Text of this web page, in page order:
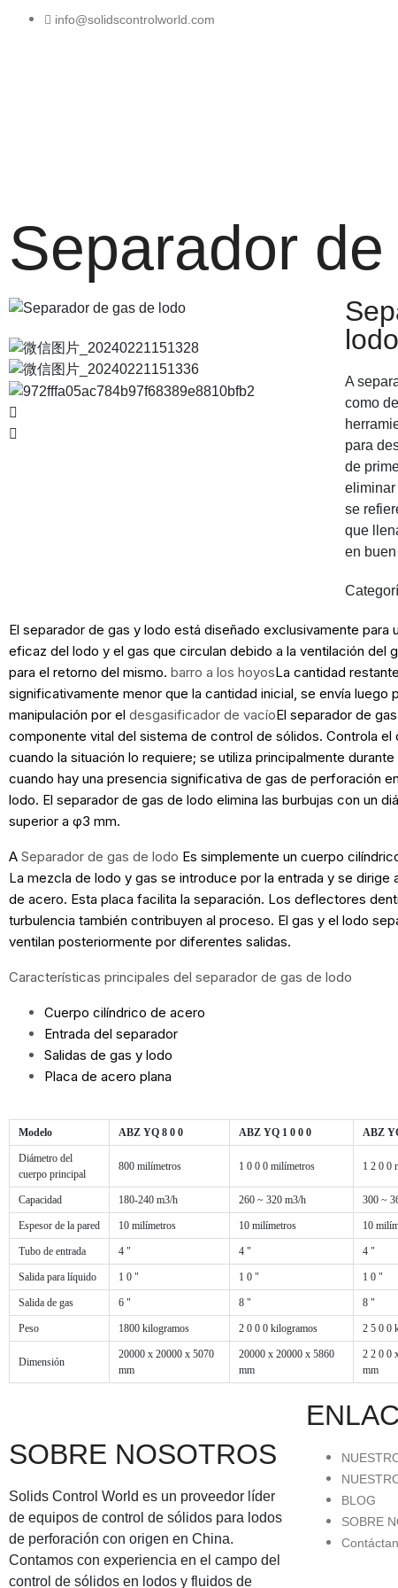
info@solidscontrolworld.com
Separador
lodo
A
como
para
de
eliminar
se
que
en
El separador de gas y lodo está diseñado exclusivamente para
eficaz del lodo y el gas que circulan debido a la ventilación del
para el retorno del mismo. barro a los hoyosLa cantidad
significativamente menor que la cantidad inicial, se envía luego
manipulación por el desgasificador de vacíoEl separador de
componente vital del sistema de control de sólidos. Controla el
cuando la situación lo requiere; se utiliza principalmente
cuando hay una presencia significativa de gas de perforación
lodo. El separador de gas de lodo elimina las burbujas con un
superior a φ3 mm.
A Separador de gas de lodo Es simplemente un cuerpo
La mezcla de lodo y gas se introduce por la entrada y se dirige
de acero. Esta placa facilita la separación. Los deflectores
turbulencia también contribuyen al proceso. El gas y el lodo
ventilan posteriormente por diferentes salidas.
Características principales del separador de gas de lodo
Cuerpo cilíndrico de acero
Entrada del separador
Salidas de gas y lodo
Placa de acero plana
Modelo ABZ YQ 8 0 0 ABZ YQ 1 0 0 0 ABZ
Diámetro del
cuerpo principal
800 milímetros 1 0 0 0 milímetros 1 2 0 0
Capacidad 180-240 m3/h 260 ~ 320 m3/h 300 ~
Espesor de la pared 10 milímetros 10 milímetros 10
Tubo de entrada 4 " 4 " 4 "
Salida para líquido 1 0 " 1 0 " 1 0 "
Salida de gas 6 " 8 " 8 "
Peso 1800 kilogramos 2 0 0 0 kilogramos 2 5 0 0
Dimensión
20000 x 20000 x 5070
mm
20000 x 20000 x 5860
mm
2 2 0 0
mm
SOBRE NOSOTROS
Solids Control World es un proveedor líder
de equipos de control de sólidos para lodos
de perforación con origen en China.
Contamos con experiencia en el campo del
control de sólidos en lodos y fluidos de
BLOG
SOBRE